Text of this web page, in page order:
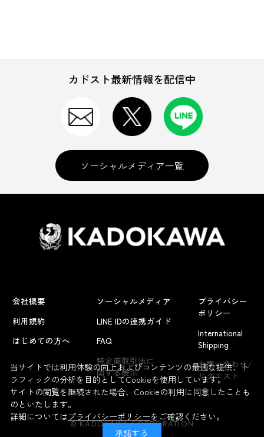
カドスト最新情報を配信中
ソーシャルメディア一覧
会社概要
利用規約
はじめての方へ
ソーシャルメディア
LINE IDの連携ガイド
FAQ
特定商取引法に
関する表示
プライバシー
ポリシー
International
Shipping
お問い合わせ/
リクエスト
© KADOKAWA CORPORATION
当サイトでは利用体験の向上およびコンテンツの最適な提供、ト
ラフィックの分析を目的としてCookieを使用しています。
サイトの閲覧を継続された場合、Cookieの利用に同意したことも
のといたします。
詳細についてはプライバシーポリシーをご確認ください。
承諾する